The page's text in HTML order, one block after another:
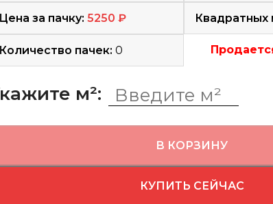
Цена за пачку: 5250 ₽ Квадратных
Количество пачек: 0
м²:
В КОРЗИНУ
КУПИТЬ СЕЙЧАС